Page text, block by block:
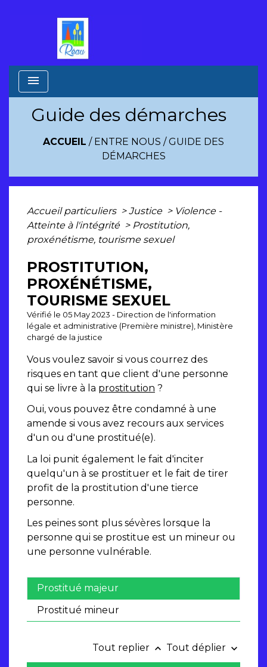
menu
Guide des démarches
ACCUEIL / ENTRE NOUS /GUIDE DES
DÉMARCHES
Accueil particuliers > Justice > Violence -
Atteinte à l'intégrité > Prostitution,
proxénétisme, tourisme sexuel
PROSTITUTION,
PROXÉNÉTISME,
TOURISME SEXUEL
Vérifié le 05 May 2023 - Direction de l'information
légale et administrative (Première ministre), Ministère
chargé de la justice
Vous voulez savoir si vous courrez des
risques en tant que client d'une personne
qui se livre à la prostitution ?
Oui, vous pouvez être condamné à une
amende si vous avez recours aux services
d'un ou d'une prostitué(e).
La loi punit également le fait d'inciter
quelqu'un à se prostituer et le fait de tirer
profit de la prostitution d'une tierce
personne.
Les peines sont plus sévères lorsque la
personne qui se prostitue est un mineur ou
une personne vulnérable.
Prostitué majeur
Prostitué mineur
Tout replier keyboard_arrow_up Tout déplier keyboard_arrow_down